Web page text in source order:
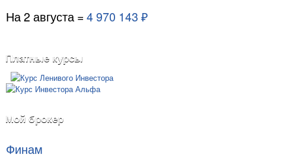
На 2 августа = 4 970 143 ₽
Платные курсы
Мой брокер
Финам